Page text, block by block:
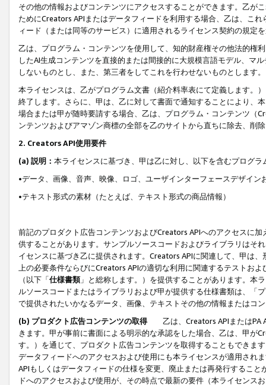
その他の情報およびコンテンツにアクセスすることができます。乙が
ためにCreators APIまたはデータフィードを利用する場合、乙は、こ
ィード（または同等のサービス）に適用されるライセンス契約の規定
乙は、プログラム・コンテンツを使用して、知的財産権その他法的権
したAI生成コンテンツを直接的または間接的に大規模言語モデル、マ
しないものとし、また、第三者をしてこれを行わせないものとします。
本ライセンスは、乙がプログラム文書（紹介料率表にて定義します。
終了します。さらに、甲は、乙に対して書面で通知することにより、
場合または甲が随時要請する場合、乙は、プログラム・コンテンツ（
ンテンツおよびアマゾン商標の全部を乙のサイトから直ちに除去、削
2. Creators API使用要件
(a) 説明： 本ライセンスに基づき、甲は乙に対し、以下を含むプログ
•データ、画像、音声、映像、ロゴ、ユーザインターフェースデザイ
•テキスト形式の素材（たとえば、テキスト形式の商品情報）
前記のプロダクト広告コンテンツおよびCreators APIへのアクセスに
供することがあります。サンプルソースコードおよびライブラリはそ
イセンスに基づき乙に提供されます。Creators APIに関連して、甲は
上の必要条件ならびにCreators APIの適切な利用に関連するテストお
（以下「仕様書類」と総称します。）を提供することがあります。本
ルソースコードまたはライブラリおよび甲が提供する仕様書類は、「
で提供されたいかなるデータ、画像、テキストその他の情報またはコ
(b) プロダクト広告コンテンツの取得
乙は、Creators APIまたはPA
きます。甲が事前に書面による明示的な承認をした場合、乙は、甲が
す。）を通じて、プロダクト広告コンテンツを取得することもできま
データフィードへのアクセスおよび使用にも本ライセンスが適用され
APIもしくはデータフィードの仕様を変更、廃止または再発行するこ
ドへのアクセスおよび使用が、その時点で最新の要件（本ライセン